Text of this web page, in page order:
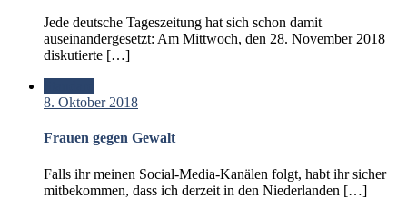
Jede deutsche Tageszeitung hat sich schon damit
auseinandergesetzt: Am Mittwoch, den 28. November 2018
diskutierte […]
8. Oktober 2018
Frauen gegen Gewalt
Falls ihr meinen Social-Media-Kanälen folgt, habt ihr sicher
mitbekommen, dass ich derzeit in den Niederlanden […]